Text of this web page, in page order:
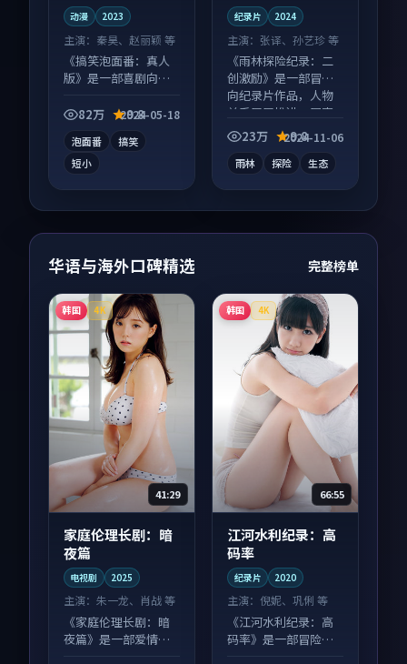
动漫 2023
主演： 秦昊、赵丽颖 等
《搞笑泡面番：真人
版》是一部喜剧向动
行，细节值得二刷回
82万 9.8
2024-05-18
泡面番
搞笑
短小
纪录片 2024
主演： 张译、孙艺珍 等
《雨林探险纪录：二
创激励》是一部冒险
向纪录片作品，人物
关系层层推进，尾声
常有情绪落点。
23万 9.8
2024-11-06
雨林 探险 生态
华语与海外口碑精选 完整榜单
韩国 4K
41:29
家庭伦理长剧：暗
夜篇
电视剧 2025
主演： 朱一龙、肖战 等
《家庭伦理长剧：暗
夜篇》是一部爱情向
韩国 4K
66:55
江河水利纪录：高
码率
纪录片 2020
主演：倪妮、巩俐 等
《江河水利纪录：高
码率》是一部冒险向